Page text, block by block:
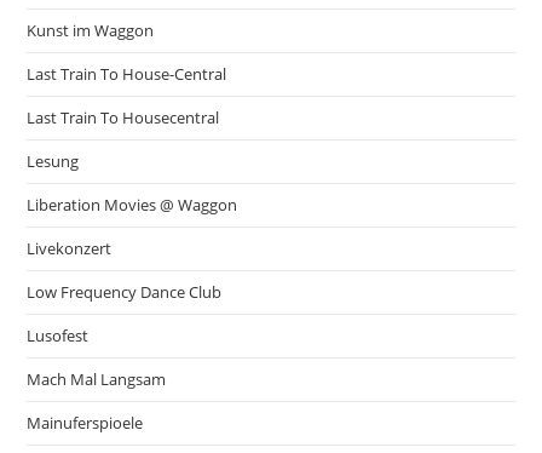
Kunst im Waggon
Last Train To House-Central
Last Train To Housecentral
Lesung
Liberation Movies @ Waggon
Livekonzert
Low Frequency Dance Club
Lusofest
Mach Mal Langsam
Mainuferspioele